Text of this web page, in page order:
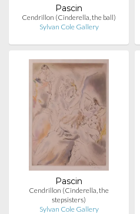
Pascin
Cendrillon (Cinderella, the ball)
Sylvan Cole Gallery
Pascin
Cendrillon (Cinderella, the
stepsisters)
Sylvan Cole Gallery